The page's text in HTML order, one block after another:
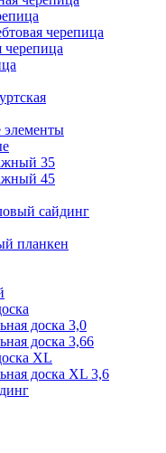
черепица
черепица
элементы
35
45
сайдинг
планкен
доска 3,0
доска 3,66
XL
доска XL 3,6